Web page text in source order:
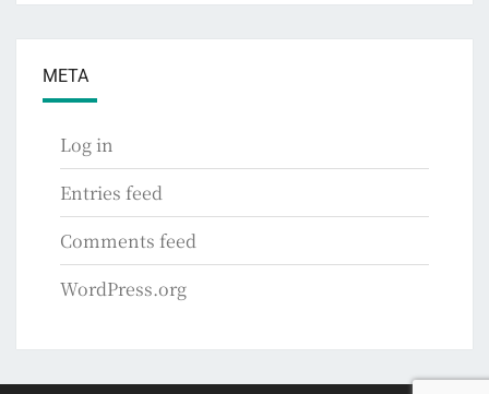
META
Log in
Entries feed
Comments feed
WordPress.org